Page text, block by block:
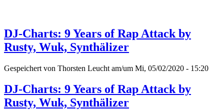
DJ-Charts: 9 Years of Rap Attack by
Rusty, Wuk, Synthälizer
Gespeichert von Thorsten Leucht am/um Mi, 05/02/2020 - 15:20
DJ-Charts: 9 Years of Rap Attack by
Rusty, Wuk, Synthälizer